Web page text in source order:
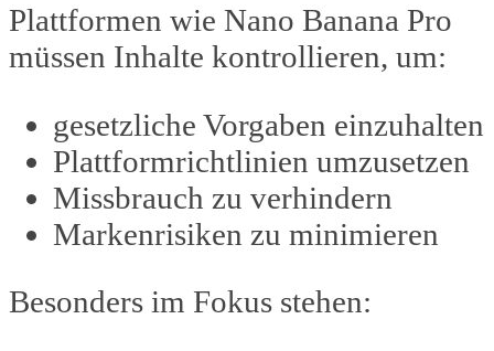
Plattformen wie Nano Banana Pro
müssen Inhalte kontrollieren, um:
gesetzliche Vorgaben einzuhalten
Plattformrichtlinien umzusetzen
Missbrauch zu verhindern
Markenrisiken zu minimieren
Besonders im Fokus stehen: